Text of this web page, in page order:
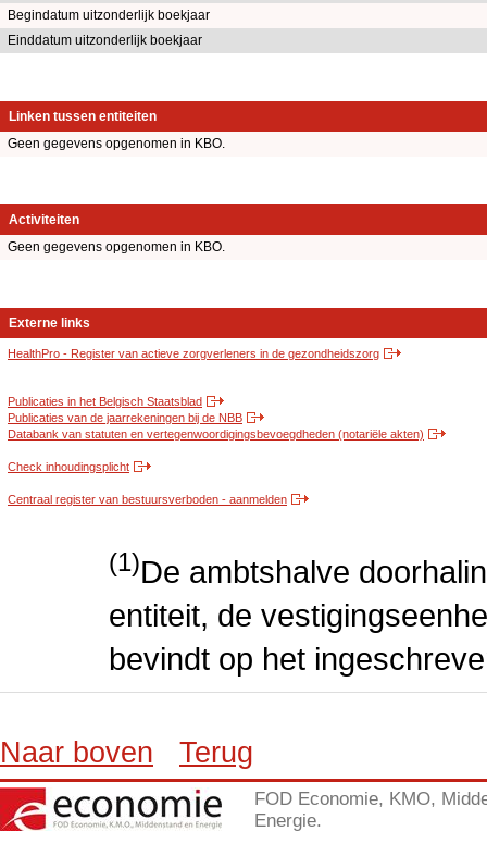
Begindatum uitzonderlijk boekjaar
Einddatum uitzonderlijk boekjaar
Linken tussen entiteiten
Geen gegevens opgenomen in KBO.
Activiteiten
Geen gegevens opgenomen in KBO.
Externe links
HealthPro - Register van actieve zorgverleners in de gezondheidszorg
Publicaties in het Belgisch Staatsblad
Publicaties van de jaarrekeningen bij de NBB
Databank van statuten en vertegenwoordigingsbevoegdheden (notariële akten)
Check inhoudingsplicht
Centraal register van bestuursverboden - aanmelden
(1)De ambtshalve
entiteit, de
bevindt op het
Naar boven Terug
FOD Economie, KMO,
Energie.